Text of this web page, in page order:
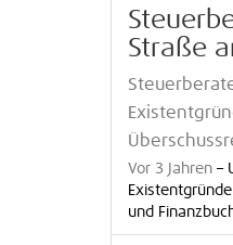
Straße
Vor 3 Jahren –
und